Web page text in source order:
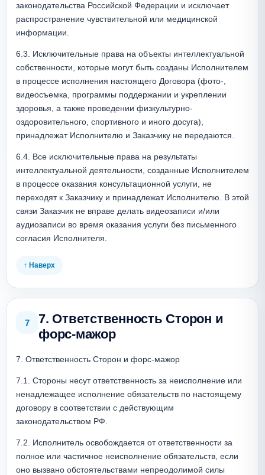
законодательства Российской Федерации и исключает
распространение чувствительной или медицинской
информации.
6.3. Исключительные права на объекты интеллектуальной
собственности, которые могут быть созданы Исполнителем
в процессе исполнения настоящего Договора (фото-,
видеосъемка, программы поддержании и укреплении
здоровья, а также проведении физкультурно-
оздоровительного, спортивного и иного досуга),
принадлежат Исполнителю и Заказчику не передаются.
6.4. Все исключительные права на результаты
интеллектуальной деятельности, созданные Исполнителем
в процессе оказания консультационной услуги, не
переходят к Заказчику и принадлежат Исполнителю. В этой
связи Заказчик не вправе делать видеозаписи и/или
аудиозаписи во время оказания услуги без письменного
согласия Исполнителя.
↑ Наверх
7
7. Ответственность Сторон и
форс-мажор
7. Ответственность Сторон и форс-мажор
7.1. Стороны несут ответственность за неисполнение или
ненадлежащее исполнение обязательств по настоящему
договору в соответствии с действующим
законодательством РФ.
7.2. Исполнитель освобождается от ответственности за
полное или частичное неисполнение обязательств, если
оно вызвано обстоятельствами непреодолимой силы